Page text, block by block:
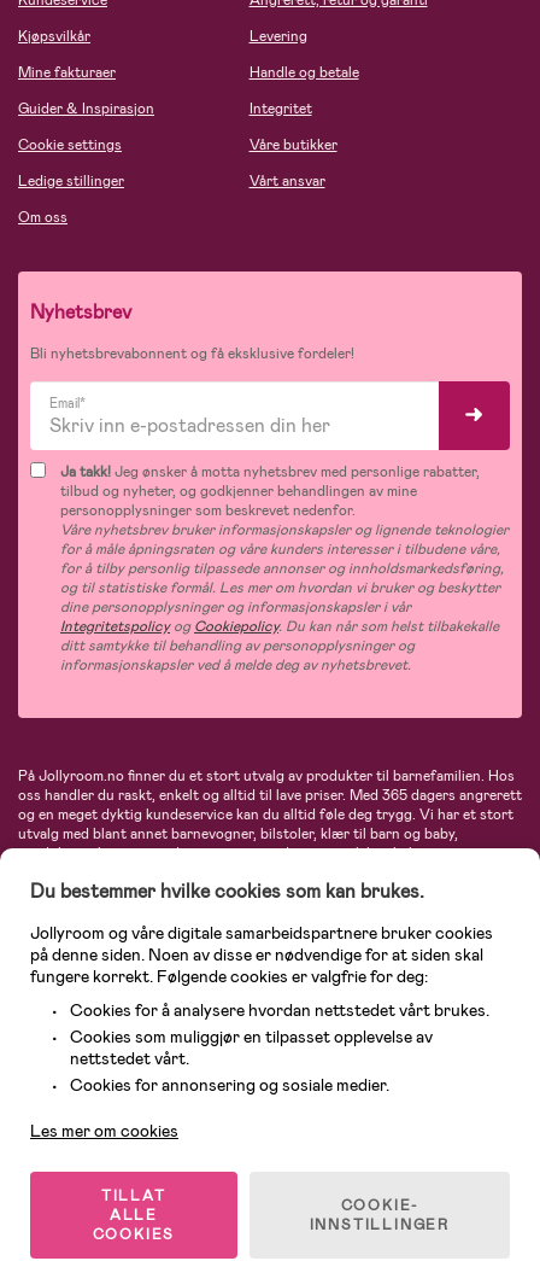
Kjøpsvilkår
Mine fakturaer
Guider & Inspirasjon
Cookie settings
Ledige stillinger
Om oss
Levering
Handle og betale
Integritet
Våre butikker
Vårt ansvar
Nyhetsbrev
Bli nyhetsbrevabonnent og få eksklusive fordeler!
Email*
Ja takk!Jeg ønsker å motta nyhetsbrev med personlige rabatter,
tilbud og nyheter, og godkjenner behandlingen av mine
personopplysninger som beskrevet nedenfor.
Våre nyhetsbrev bruker informasjonskapsler og lignende teknologier
for å måle åpningsraten og våre kunders interesser i tilbudene våre,
for å tilby personlig tilpassede annonser og innholdsmarkedsføring,
og til statistiske formål. Les mer om hvordan vi bruker og beskytter
dine personopplysninger og informasjonskapsler i vår
IntegritetspolicyogCookiepolicy. Du kan når som helst tilbakekalle
ditt samtykke til behandling av personopplysninger og
informasjonskapsler ved å melde deg av nyhetsbrevet.
På Jollyroom.no finner du et stort utvalg av produkter til barnefamilien. Hos
oss handler du raskt, enkelt og alltid til lave priser. Med 365 dagers angrerett
og en meget dyktig kundeservice kan du alltid føle deg trygg. Vi har et stort
utvalg med blant annet barnevogner, bilstoler, klær til barn og baby,
produkter til mor, mengder av inspirerende interiør, leker, babyustyr og mye
Maxi-Cosi, Baby Jogger, BabyBjörn, Didriksons, KidKraft, Ergobaby, Philips
største nettbutikk for barn og baby!
Du bestemmer hvilke cookies som kan brukes.
Jollyroom og våre digitale samarbeidspartnere bruker cookies
på denne siden. Noen av disse er nødvendige for at siden skal
fungere korrekt. Følgende cookies er valgfrie for deg:
Cookies for å analysere hvordan nettstedet vårt brukes.
Cookies som muliggjør en tilpasset opplevelse av
nettstedet vårt.
Cookies for annonsering og sosiale medier.
Les mer om cookies
TILLAT
ALLE
COOKIES
COOKIE-
INNSTILLINGER